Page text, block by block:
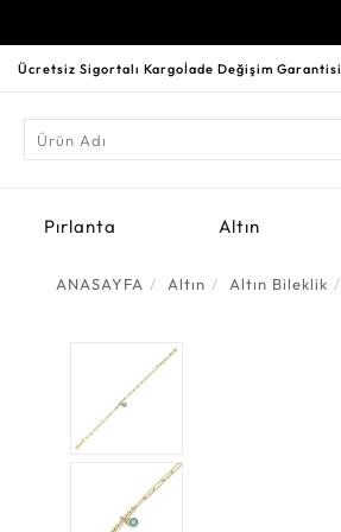
Ücretsiz Sigortalı Kargoİade Değişim Garantisi
Pırlanta Altın
ANASAYFA Altın Altın Bileklik